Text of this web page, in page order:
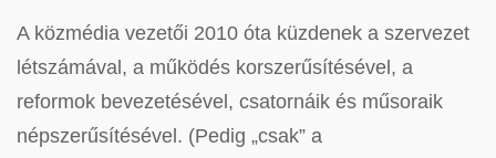
A közmédia vezetői 2010 óta küzdenek a szervezet
létszámával, a működés korszerűsítésével, a
reformok bevezetésével, csatornáik és műsoraik
népszerűsítésével. (Pedig „csak” a